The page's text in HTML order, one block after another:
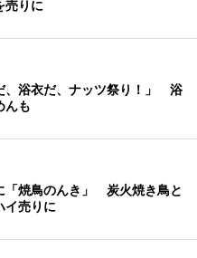
売りに
、浴衣だ、ナッツ祭り！」 浴
んも
「焼鳥のんき」 炭火焼き鳥と
イ売りに